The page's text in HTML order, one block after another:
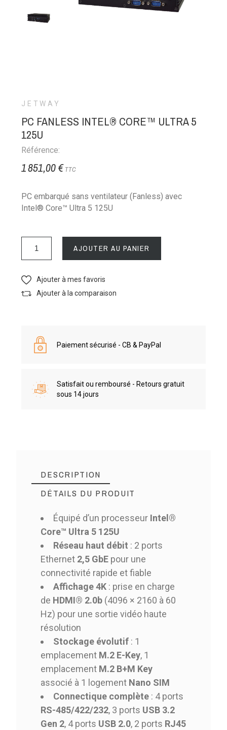
JETWAY
PC FANLESS INTEL® CORE™ ULTRA 5
125U
Référence:
1 851,00 € TTC
PC embarqué sans ventilateur (Fanless) avec
Intel® Core™ Ultra 5 125U
AJOUTER AU PANIER
Ajouter à mes favoris
Ajouter à la comparaison
Paiement sécurisé - CB & PayPal
Satisfait ou remboursé - Retours gratuit
sous 14 jours
DESCRIPTION
DÉTAILS DU PRODUIT
Équipé d’un processeur Intel®
Core™ Ultra 5 125U
Réseau haut débit : 2 ports
Ethernet 2,5 GbE pour une
connectivité rapide et fiable
Affichage 4K : prise en charge
de HDMI® 2.0b (4096 × 2160 à 60
Hz) pour une sortie vidéo haute
résolution
Stockage évolutif : 1
emplacement M.2 E-Key, 1
emplacement M.2 B+M Key
associé à 1 logement Nano SIM
Connectique complète : 4 ports
RS-485/422/232, 3 ports USB 3.2
Gen 2, 4 ports USB 2.0, 2 ports RJ45